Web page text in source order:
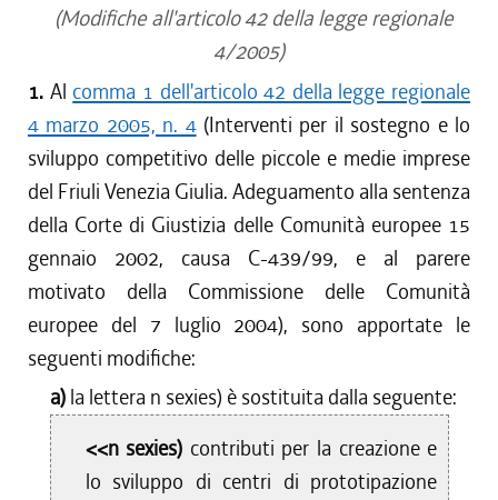
(Modifiche all'articolo 42 della legge regionale
4/2005)
1. Al comma 1 dell'articolo 42 della legge regionale
4 marzo 2005, n. 4(Interventi per il sostegno e lo
sviluppo competitivo delle piccole e medie imprese
del Friuli Venezia Giulia. Adeguamento alla sentenza
della Corte di Giustizia delle Comunità europee 15
gennaio 2002, causa C-439/99, e al parere
motivato della Commissione delle Comunità
europee del 7 luglio 2004), sono apportate le
seguenti modifiche:
a) la lettera n sexies) è sostituita dalla seguente:
<<n sexies) contributi per la creazione e
lo sviluppo di centri di prototipazione